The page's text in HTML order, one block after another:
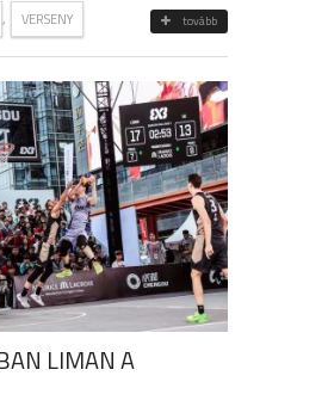
, VERSENY tovább
LIMAN A